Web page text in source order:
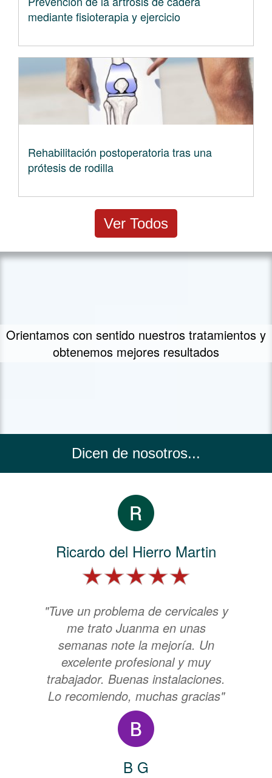
mediante fisioterapia y ejercicio
Rehabilitación postoperatoria tras una
prótesis de rodilla
Ver Todos
Un concepto propio de tratamiento - FIIT
Concept
Dicen de nosotros...
Ricardo del Hierro Martin
"Tuve un problema de cervicales y
me trato Juanma en unas
semanas note la mejoría. Un
excelente profesional y muy
trabajador. Buenas instalaciones.
Lo recomiendo, muchas gracias"
B G